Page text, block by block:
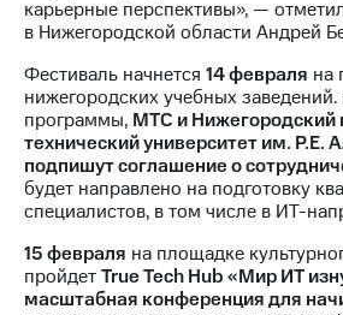
Личный
кабинет
Акционерный
капитал
Контроль
и
аудит
Рынок
акций
Описание
Программа
приобретения
карьерные перспективы», —
в Нижегородской области Андрей
Фестиваль начнется 14 февраля на
нижегородских учебных
программы, МТС и Нижегородский
технический университет им. Р.Е.
подпишут соглашение о
будет направлено на подготовку
специалистов, в том числе в ИТ-
15 февраля на площадке
пройдетTrue Tech Hub «Мир ИТ
масштабная конференция для